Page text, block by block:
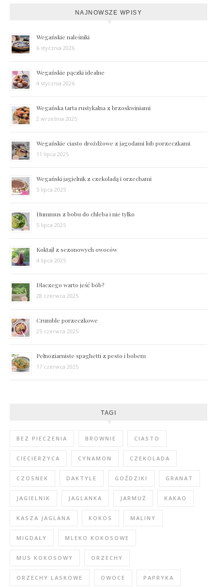
NAJNOWSZE WPISY
Wegańskie naleśniki
6 stycznia 2026
Wegańskie pączki idealne
4 stycznia 2026
Wegańska tarta rustykalna z brzoskwiniami
2 września 2025
Wegańskie ciasto drożdżowe z jagodami lub porzeczkami
11 lipca 2025
Wegański jagielnik z czekoladą i orzechami
5 lipca 2025
Hummus z bobu do chleba i nie tylko
5 lipca 2025
Koktajl z sezonowych owoców
4 lipca 2025
Dlaczego warto jeść bób?
28 czerwca 2025
Crumble porzeczkowe
25 czerwca 2025
Pełnoziarniste spaghetti z pesto i bobem
17 czerwca 2025
TAGI
BEZ PIECZENIA BROWNIE CIASTO
CIECIERZYCA CYNAMON CZEKOLADA
CZOSNEK DAKTYLE GOŹDZIKI GRANAT
JAGIELNIK JAGLANKA JARMUŻ KAKAO
KASZA JAGLANA KOKOS MALINY
MIGDAŁY MLEKO KOKOSOWE
MUS KOKOSOWY ORZECHY
ORZECHY LASKOWE OWOCE PAPRYKA